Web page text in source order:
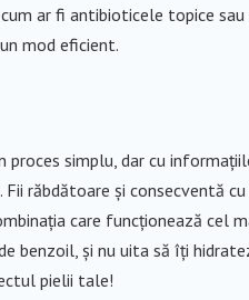
ar fi antibioticele topice
mod eficient.
proces simplu, dar cu
răbdătoare și consecventă
care funcționează cel
benzoil, și nu uita să îți
pielii tale!